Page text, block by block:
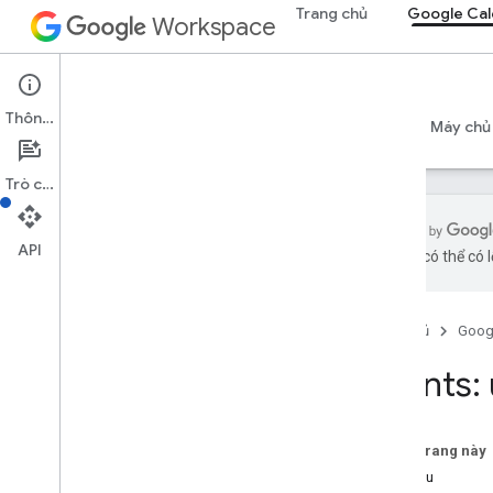
Workspace Trang chủ Google
Google Calendar
Tổng quan Máy
bằng AI có thể có
Trang chủ
Trên trang này
Yêu cầu
Thông tin
Trò chuyện
API